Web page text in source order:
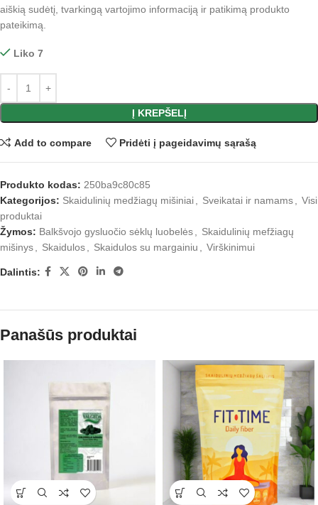
aiškią sudėtį, tvarkingą vartojimo informaciją ir patikimą produkto
pateikimą.
Liko 7
Į KREPŠELĮ
Add to compare Pridėti į pageidavimų sąrašą
Produkto kodas: 250ba9c80c85
Kategorijos: Skaidulinių medžiagų mišiniai Sveikatai ir namams
Visi
produktai
Žymos: Balkšvojo gysluočio sėklų luobelės
Skaidulinių mefžiagų
mišinys
Skaidulos Skaidulos su margainiu Virškinimui
Dalintis:
Panašūs produktai